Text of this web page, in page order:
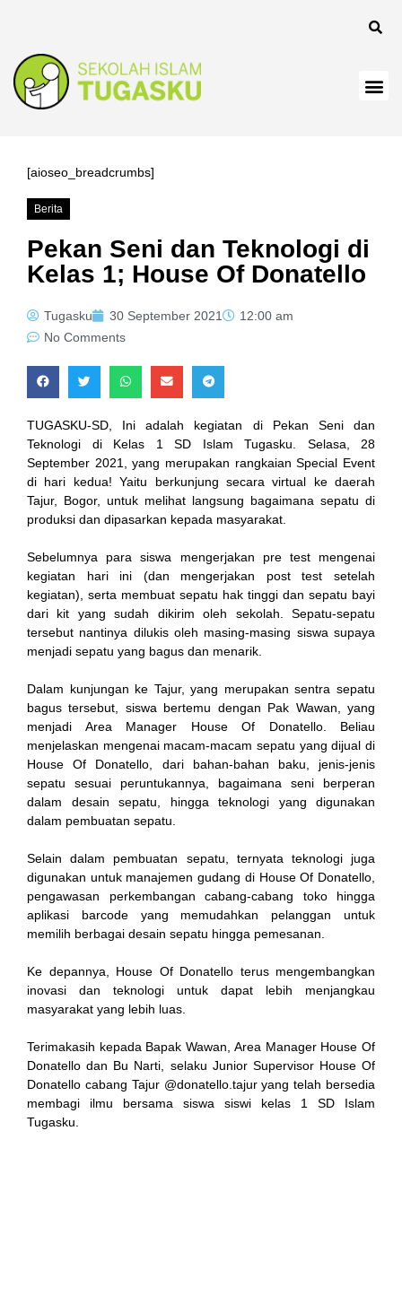
[aioseo_breadcrumbs]
Berita
Pekan Seni dan Teknologi di
Kelas 1; House Of Donatello
Tugasku 30 September 2021
12:00 am
No Comments
TUGASKU-SD, Ini adalah kegiatan di Pekan Seni dan
Teknologi di Kelas 1 SD Islam Tugasku. Selasa, 28
September 2021, yang merupakan rangkaian Special Event
di hari kedua! Yaitu berkunjung secara virtual ke daerah
Tajur, Bogor, untuk melihat langsung bagaimana sepatu di
produksi dan dipasarkan kepada masyarakat.
Sebelumnya para siswa mengerjakan pre test mengenai
kegiatan hari ini (dan mengerjakan post test setelah
kegiatan), serta membuat sepatu hak tinggi dan sepatu bayi
dari kit yang sudah dikirim oleh sekolah. Sepatu-sepatu
tersebut nantinya dilukis oleh masing-masing siswa supaya
menjadi sepatu yang bagus dan menarik.
Dalam kunjungan ke Tajur, yang merupakan sentra sepatu
bagus tersebut, siswa bertemu dengan Pak Wawan, yang
menjadi Area Manager House Of Donatello. Beliau
menjelaskan mengenai macam-macam sepatu yang dijual di
House Of Donatello, dari bahan-bahan baku, jenis-jenis
sepatu sesuai peruntukannya, bagaimana seni berperan
dalam desain sepatu, hingga teknologi yang digunakan
dalam pembuatan sepatu.
Selain dalam pembuatan sepatu, ternyata teknologi juga
digunakan untuk manajemen gudang di House Of Donatello,
pengawasan perkembangan cabang-cabang toko hingga
aplikasi barcode yang memudahkan pelanggan untuk
memilih berbagai desain sepatu hingga pemesanan.
Ke depannya, House Of Donatello terus mengembangkan
inovasi dan teknologi untuk dapat lebih menjangkau
masyarakat yang lebih luas.
Terimakasih kepada Bapak Wawan, Area Manager House Of
Donatello dan Bu Narti, selaku Junior Supervisor House Of
Donatello cabang Tajur @donatello.tajur yang telah bersedia
membagi ilmu bersama siswa siswi kelas 1 SD Islam
Tugasku.